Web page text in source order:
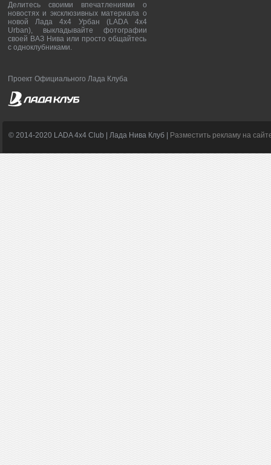
Делитесь своими впечатлениями о
новостях и эксклюзивных материала о
новой Лада 4х4 Урбан (LADA 4x4
Urban), выкладывайте фотографии
своей ВАЗ Нива или просто общайтесь
с одноклубниками.
Проект Официального Лада Клуба
© 2014-2020 LADA 4x4 Club | Лада Нива Клуб | Разместить рекламу на